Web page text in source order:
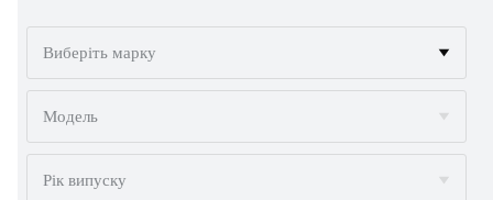
Виберіть марку
ALFA ROMEO
Модель
Рік випуску